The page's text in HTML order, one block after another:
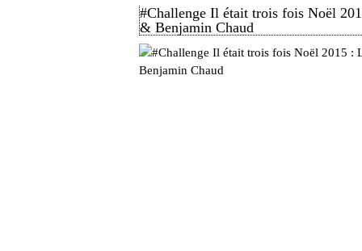
#Challenge Il était trois fois Noël
& Benjamin Chaud